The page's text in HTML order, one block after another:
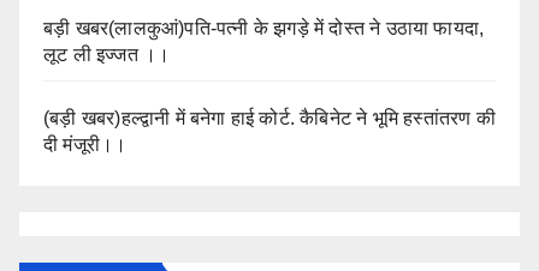
बड़ी खबर(लालकुआं)पति-पत्नी के झगड़े में दोस्त ने उठाया फायदा,
लूट ली इज्जत ।।
(बड़ी खबर)हल्द्वानी में बनेगा हाई कोर्ट. कैबिनेट ने भूमि हस्तांतरण की
दी मंजूरी।।